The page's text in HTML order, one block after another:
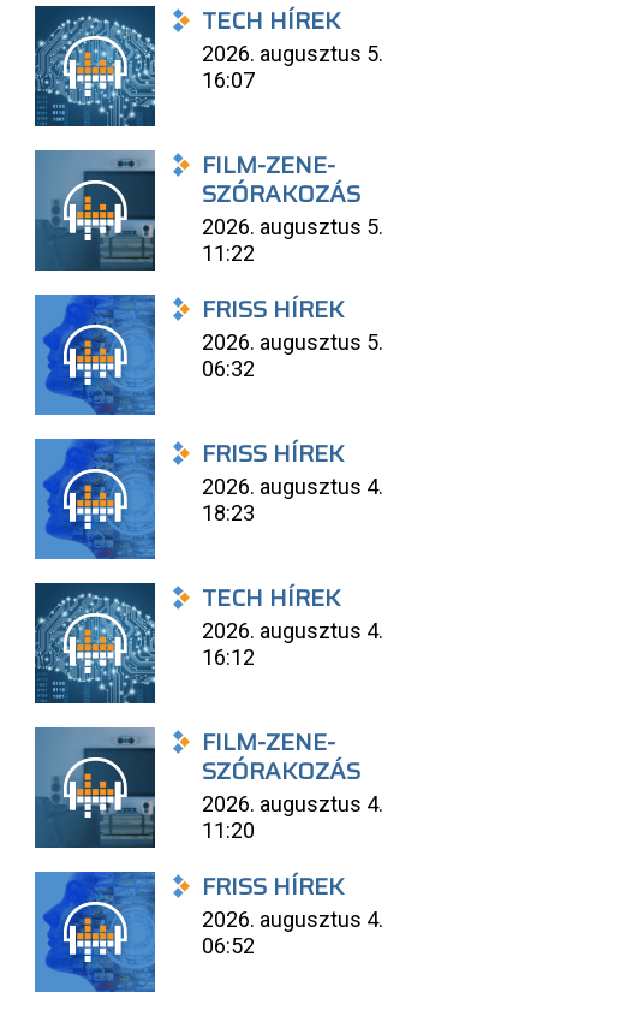
TECH HÍREK
2026. augusztus 5.
16:07
FILM-ZENE-
SZÓRAKOZÁS
2026. augusztus 5.
11:22
FRISS HÍREK
2026. augusztus 5.
06:32
FRISS HÍREK
2026. augusztus 4.
18:23
TECH HÍREK
2026. augusztus 4.
16:12
FILM-ZENE-
SZÓRAKOZÁS
2026. augusztus 4.
11:20
FRISS HÍREK
2026. augusztus 4.
06:52